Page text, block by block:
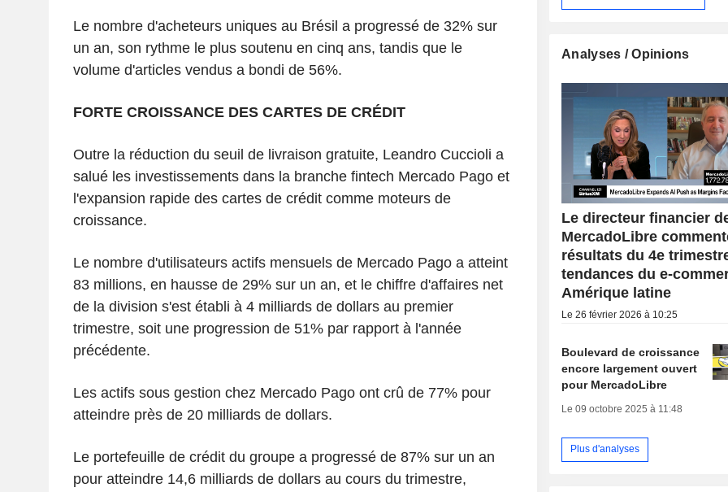
Le nombre d'acheteurs uniques au Brésil a progressé de 32% sur
un an, son rythme le plus soutenu en cinq ans, tandis que le
volume d'articles vendus a bondi de 56%.
FORTE CROISSANCE DES CARTES DE CRÉDIT
Outre la réduction du seuil de livraison gratuite, Leandro Cuccioli a
salué les investissements dans la branche fintech Mercado Pago et
l'expansion rapide des cartes de crédit comme moteurs de
croissance.
Le nombre d'utilisateurs actifs mensuels de Mercado Pago a atteint
83 millions, en hausse de 29% sur un an, et le chiffre d'affaires net
de la division s'est établi à 4 milliards de dollars au premier
trimestre, soit une progression de 51% par rapport à l'année
précédente.
Les actifs sous gestion chez Mercado Pago ont crû de 77% pour
atteindre près de 20 milliards de dollars.
Le portefeuille de crédit du groupe a progressé de 87% sur un an
pour atteindre 14,6 milliards de dollars au cours du trimestre,
Analyses / Opinions
Le directeur financier
MercadoLibre
résultats du 4e
tendances du e-
Amérique latine
Le 26 février 2026 à 10:25
Boulevard de croissance
encore largement ouvert
pour MercadoLibre
Le 09 octobre 2025 à 11:48
Plus d'analyses